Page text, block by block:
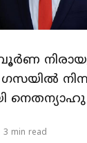
നിന്ന്
നെതന്യാഹു
3 min read